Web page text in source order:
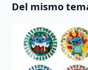
Del mismo